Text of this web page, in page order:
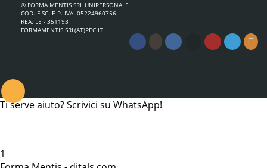
© FORMA MENTIS SRL UNIPERSONALE
COD. FISC. E P. IVA: 05224960756
REA: LE - 351193
FORMAMENTIS.SRL(AT)PEC.IT
Ti serve aiuto? Scrivici su WhatsApp!
1